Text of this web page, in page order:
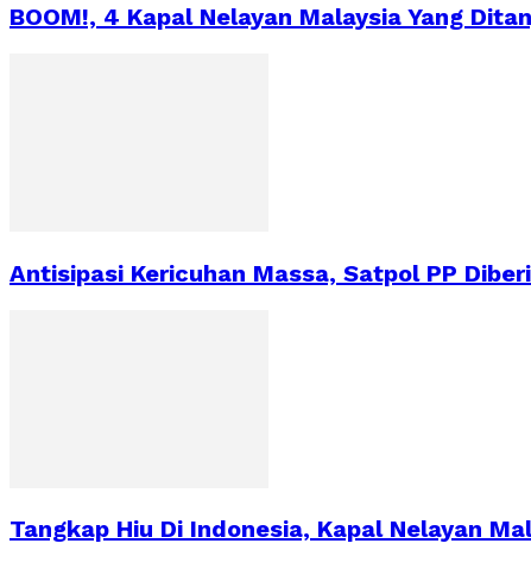
BOOM!, 4 Kapal Nelayan Malaysia Yang
Antisipasi Kericuhan Massa, Satpol PP
Tangkap Hiu Di Indonesia, Kapal Nelayan